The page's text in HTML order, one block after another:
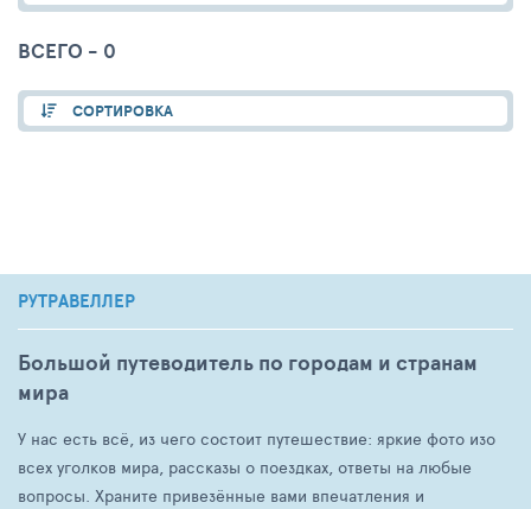
ВСЕГО - 0
СОРТИРОВКА
РУТРАВЕЛЛЕР
Большой путеводитель по городам и странам
мира
У нас есть всё, из чего состоит путешествие: яркие фото изо
всех уголков мира, рассказы о поездках, ответы на любые
вопросы. Храните привезённые вами впечатления и